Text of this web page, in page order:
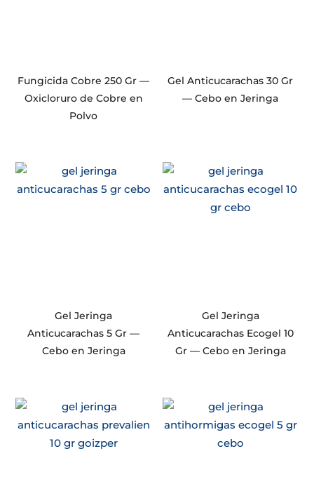
Fungicida Cobre 250 Gr —
Oxicloruro de Cobre en
Polvo
Gel Anticucarachas 30 Gr
— Cebo en Jeringa
Gel Jeringa
Anticucarachas 5 Gr —
Cebo en Jeringa
Gel Jeringa
Anticucarachas Ecogel 10
Gr — Cebo en Jeringa